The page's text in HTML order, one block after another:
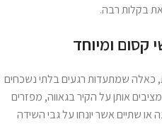
בקלות רבה.
ומיוחד
כאלה שמתעדות רגעים בלתי נשכחים
אותן על הקיר בגאווה, מפזרים
או שתיים אשר יונחו על גבי השידה